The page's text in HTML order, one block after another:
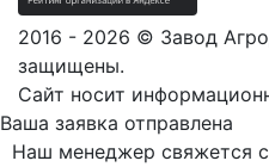
2016 - 2026 © Завод
защищены.
Сайт носит
Ваша заявка отправлена
Наш менеджер свяжется